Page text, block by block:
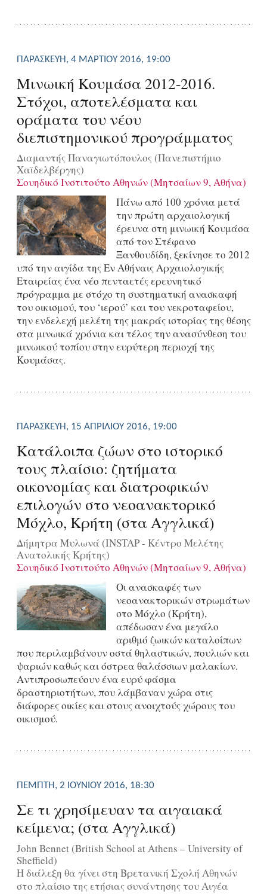
ΠΑΡΑΣΚΕΥΉ, 4 ΜΑΡΤΊΟΥ 2016, 19:00
Μινωική Κουμάσα 2012-2016.
Στόχοι, αποτελέσματα και
οράματα του νέου
διεπιστημονικού προγράμματος
Διαμαντής Παναγιωτόπουλος (Πανεπιστήμιο
Χαϊδελβέργης)
Σουηδικό Ινστιτούτο Αθηνών (Μητσαίων 9, Αθήνα)
Πάνω από 100 χρόνια μετά
την πρώτη αρχαιολογική
έρευνα στη μινωική Κουμάσα
από τον Στέφανο
Ξανθουδίδη, ξεκίνησε το 2012
υπό την αιγίδα της Εν Αθήναις Αρχαιολογικής
Εταιρείας ένα νέο πενταετές ερευνητικό
πρόγραμμα με στόχο τη συστηματική ανασκαφή
του οικισμού, του ‘ιερού’ και του νεκροταφείου,
την ενδελεχή μελέτη της μακράς ιστορίας της θέσης
στα μινωικά χρόνια και τέλος την ανασύνθεση του
μινωικού τοπίου στην ευρύτερη περιοχή της
Κουμάσας.
ΠΑΡΑΣΚΕΥΉ, 15 ΑΠΡΙΛΊΟΥ 2016, 19:00
Κατάλοιπα ζώων στο ιστορικό
τους πλαίσιο: ζητήματα
οικονομίας και διατροφικών
επιλογών στο νεοανακτορικό
Μόχλο, Κρήτη (στα Αγγλικά)
Δήμητρα Μυλωνά (INSTAP - Κέντρο Μελέτης
Ανατολικής Κρήτης)
Σουηδικό Ινστιτούτο Αθηνών (Μητσαίων 9, Αθήνα)
Οι ανασκαφές των
νεοανακτορικών στρωμάτων
στο Μόχλο (Κρήτη),
απέδωσαν ένα μεγάλο
αριθμό ζωικών καταλοίπων
που περιλαμβάνουν οστά θηλαστικών, πουλιών και
ψαριών καθώς και όστρεα θαλάσσιων μαλακίων.
Αντιπροσωπεύουν ένα ευρύ φάσμα
δραστηριοτήτων, που λάμβαναν χώρα στις
διάφορες οικίες και στους ανοιχτούς χώρους του
οικισμού.
ΠΈΜΠΤΗ, 2 ΙΟΥΝΊΟΥ 2016, 18:30
Σε τι χρησίμευαν τα αιγαιακά
κείμενα; (στα Αγγλικά)
John Bennet (British School at Athens – University of
Sheffield)
Η διάλεξη θα γίνει στη Βρετανική Σχολή Αθηνών
στο πλαίσιο της ετήσιας συνάντησης του Αιγέα